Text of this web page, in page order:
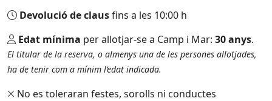
Devolució de clausfins a les 10:00 h
Edat mínima per allotjar-se a Camp i Mar: 30 anys.
El titular de la reserva, o almenys una de les persones allotjades,
ha de tenir com a mínim l’edat indicada.
No es toleraran festes, sorolls ni conductes